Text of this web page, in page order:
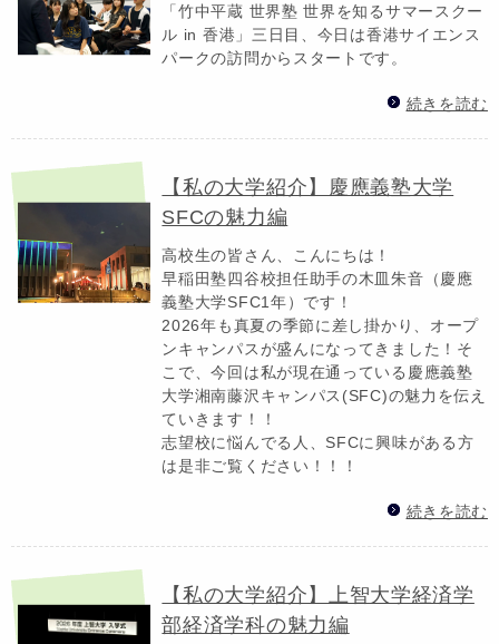
「竹中平蔵 世界塾 世界を知るサマースクー
ル in 香港」三日目、今日は香港サイエンス
パークの訪問からスタートです。
続きを読む
【私の大学紹介】慶應義塾大学
SFCの魅力編
高校生の皆さん、こんにちは！
早稲田塾四谷校担任助手の木皿朱音（慶應
義塾大学SFC1年）です！
2026年も真夏の季節に差し掛かり、オープ
ンキャンパスが盛んになってきました！そ
こで、今回は私が現在通っている慶應義塾
大学湘南藤沢キャンパス(SFC)の魅力を伝え
ていきます！！
志望校に悩んでる人、SFCに興味がある方
は是非ご覧ください！！！
続きを読む
【私の大学紹介】上智大学経済学
部経済学科の魅力編